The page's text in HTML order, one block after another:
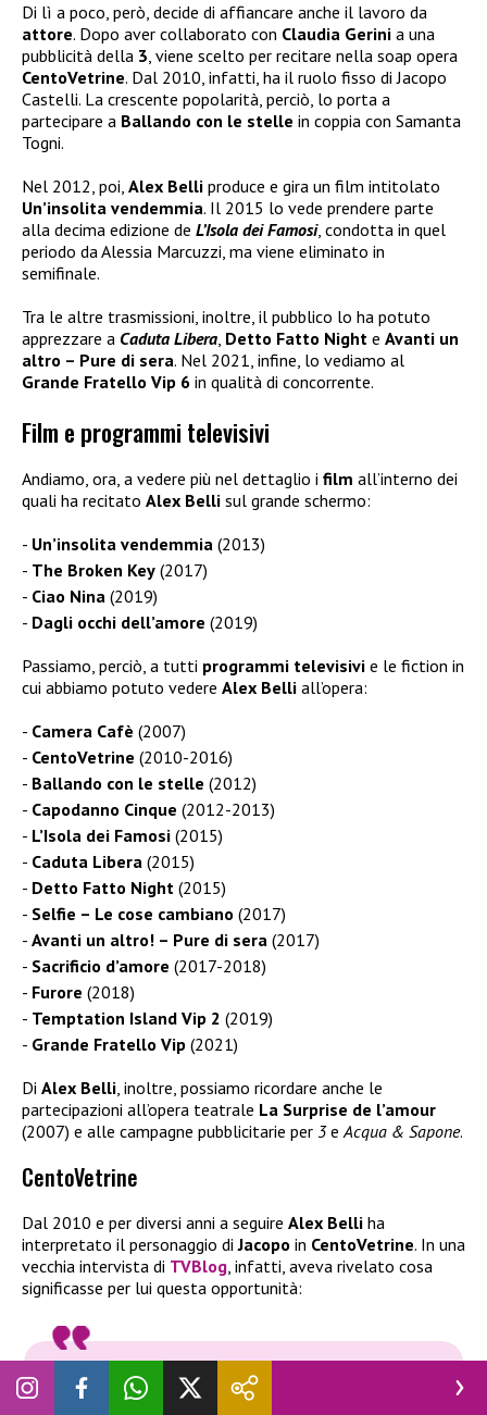
Di lì a poco, però, decide di affiancare anche il lavoro da
attore. Dopo aver collaborato con Claudia Gerini a una
pubblicità della 3, viene scelto per recitare nella soap opera
CentoVetrine. Dal 2010, infatti, ha il ruolo fisso di Jacopo
Castelli. La crescente popolarità, perciò, lo porta a
partecipare a Ballando con le stelle in coppia con Samanta
Togni.
Nel 2012, poi, Alex Belli produce e gira un film intitolato
Un’insolita vendemmia. Il 2015 lo vede prendere parte
alla decima edizione de L’Isola dei Famosi, condotta in quel
periodo da Alessia Marcuzzi, ma viene eliminato in
semifinale.
Tra le altre trasmissioni, inoltre, il pubblico lo ha potuto
apprezzare a Caduta Libera, Detto Fatto Night e Avanti un
altro – Pure di sera. Nel 2021, infine, lo vediamo al
Grande Fratello Vip 6 in qualità di concorrente.
Film e programmi televisivi
Andiamo, ora, a vedere più nel dettaglio i film all’interno dei
quali ha recitato Alex Belli sul grande schermo:
Un’insolita vendemmia (2013)
The Broken Key (2017)
Ciao Nina (2019)
Dagli occhi dell’amore (2019)
Passiamo, perciò, a tutti programmi televisivi e le fiction in
cui abbiamo potuto vedere Alex Belli all’opera:
Camera Cafè (2007)
CentoVetrine (2010-2016)
Ballando con le stelle (2012)
Capodanno Cinque (2012-2013)
L’Isola dei Famosi (2015)
Caduta Libera (2015)
Detto Fatto Night (2015)
Selfie – Le cose cambiano (2017)
Avanti un altro! – Pure di sera (2017)
Sacrificio d’amore (2017-2018)
Furore (2018)
Temptation Island Vip 2 (2019)
Grande Fratello Vip (2021)
Di Alex Belli , inoltre, possiamo ricordare anche le
partecipazioni all’opera teatrale La Surprise de l’amour
(2007) e alle campagne pubblicitarie per 3e Acqua & Sapone.
CentoVetrine
Dal 2010 e per diversi anni a seguire Alex Belli ha
interpretato il personaggio diJacopo in CentoVetrine. In una
vecchia intervista di TVBlog , infatti, aveva rivelato cosa
significasse per lui questa opportunità:
CentoVetrine per me non è soltanto un lavoro, è un
vera e propria seconda casa e famiglia. L’abbondante